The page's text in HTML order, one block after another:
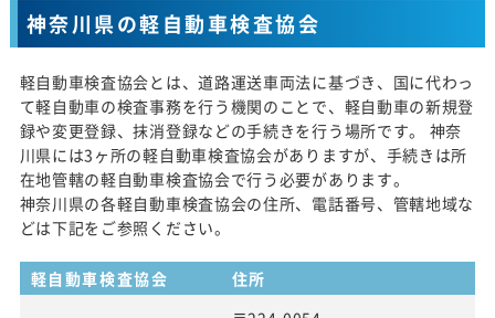
神奈川県の軽自動車検査協会
軽自動車検査協会とは、道路運送車両法に基づき、国に代わっ
て軽自動車の検査事務を行う機関のことで、軽自動車の新規登
録や変更登録、抹消登録などの手続きを行う場所です。 神奈
川県には3ヶ所の軽自動車検査協会がありますが、手続きは所
在地管轄の軽自動車検査協会で行う必要があります。
神奈川県の各軽自動車検査協会の住所、電話番号、管轄地域な
どは下記をご参照ください。
軽自動車検査協会 住所